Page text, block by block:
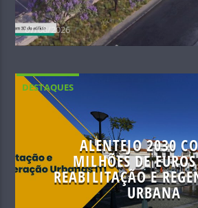
07/08/2026
DESTAQUES
ALENTEJO 2030
MILHÕES DE
REABILITAÇÃO E
URBANA